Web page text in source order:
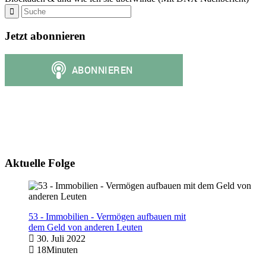
Jetzt abonnieren
Aktuelle Folge
53 - Immobilien - Vermögen aufbauen mit
dem Geld von anderen Leuten
30. Juli 2022
18Minuten